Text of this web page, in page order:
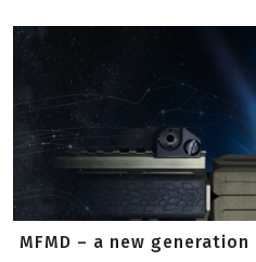
MFMD – a new